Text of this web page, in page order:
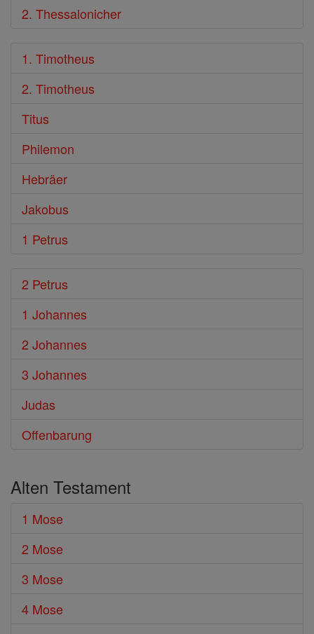
2. Thessalonicher
1. Timotheus
2. Timotheus
Titus
Philemon
Hebräer
Jakobus
1 Petrus
2 Petrus
1 Johannes
2 Johannes
3 Johannes
Judas
Offenbarung
Alten Testament
1 Mose
2 Mose
3 Mose
4 Mose